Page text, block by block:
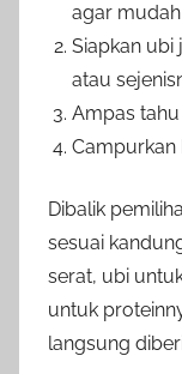
agar
Siapkan ubi
atau
Ampas tahu
Campurkan
Dibalik
sesuai
serat, ubi
untuk
langsung